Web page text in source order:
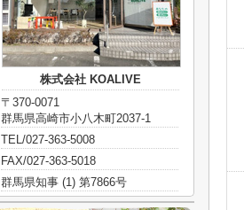
株式会社 KOALIVE
〒370-0071
群馬県高崎市小八木町2037-1
TEL/027-363-5008
FAX/027-363-5018
群馬県知事 (1) 第7866号